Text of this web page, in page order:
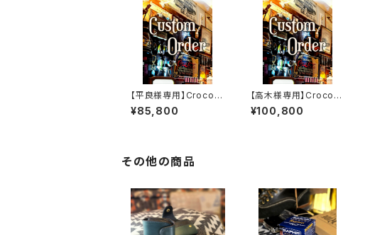
【平良様専用】Crocodi
le.xxx.ORIENTAL-BL
UE.Edition// JACK.RI
¥85,800
【高木様専用】Crocodi
le.xxx."HIMARAYA".E
dition// JACK.RIDE.
¥100,800
その他の商品